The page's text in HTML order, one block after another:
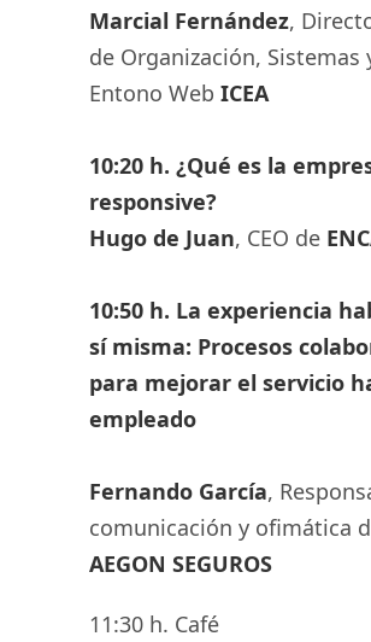
Marcial Fernández,
de Organización, Sistemas
Entono Web ICEA
10:20 h. ¿Qué es la
responsive?
Hugo de Juan, CEO de
10:50 h. La experiencia
sí misma: Procesos
para mejorar el servicio
Fernando García,
comunicación y ofimática
AEGON SEGUROS
11:30 h. Café